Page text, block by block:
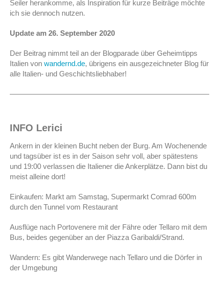
Seiler herankomme, als Inspiration für kurze Beiträge möchte
ich sie dennoch nutzen.
Update am 26. September 2020
Der Beitrag nimmt teil an der Blogparade über Geheimtipps
Italien von wandernd.de, übrigens ein ausgezeichneter Blog für
alle Italien- und Geschichtsliebhaber!
INFO Lerici
Ankern in der kleinen Bucht neben der Burg. Am Wochenende
und tagsüber ist es in der Saison sehr voll, aber spätestens
und 19:00 verlassen die Italiener die Ankerplätze. Dann bist du
meist alleine dort!
Einkaufen: Markt am Samstag, Supermarkt Comrad 600m
durch den Tunnel vom Restaurant
Ausflüge nach Portovenere mit der Fähre oder Tellaro mit dem
Bus, beides gegenüber an der Piazza Garibaldi/Strand.
Wandern: Es gibt Wanderwege nach Tellaro und die Dörfer in
der Umgebung